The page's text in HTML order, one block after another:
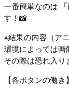
一番簡単なのは
す！📸
※結果の内容（ア
環境によっては画
その際は恐れ入り
【各ボタンの働き】